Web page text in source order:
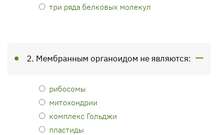
три ряда белковых молекул
2. Мембранным органоидом не являются:
рибосомы
митохондрии
комплекс Гольджи
пластиды